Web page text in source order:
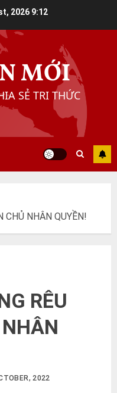
2026 9:12
MỚI
SẺ TRI THỨC
CHỦ NHÂN QUYỀN!
RÊU
2022